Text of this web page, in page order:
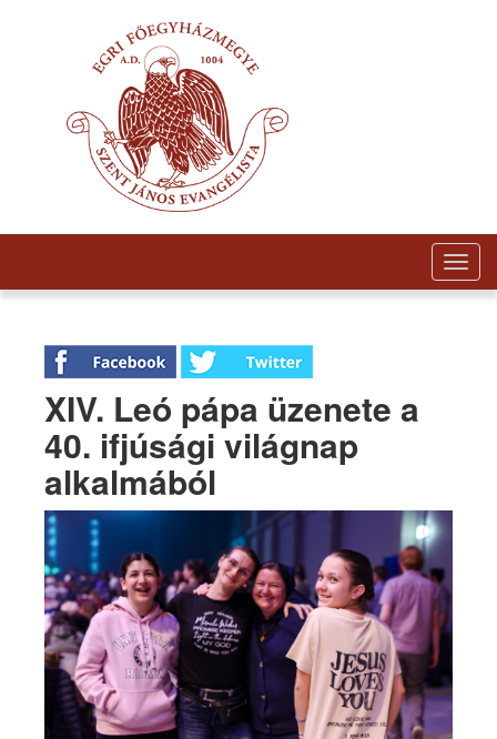
XIV. Leó pápa üzenete a
40. ifjúsági világnap
alkalmából